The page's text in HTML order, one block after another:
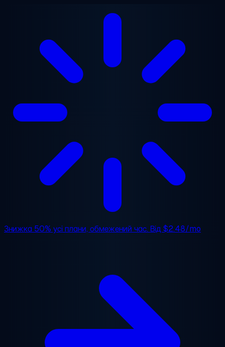
Знижка 50% усі плани, обмежений час. Від$2.48/mo